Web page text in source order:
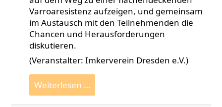
Varroaresistenz aufzeigen, und gemeinsam
im Austausch mit den Teilnehmenden die
Chancen und Herausforderungen
diskutieren.
(Veranstalter: Imkerverein Dresden e.V.)
Weiterlesen …
Basiszucht